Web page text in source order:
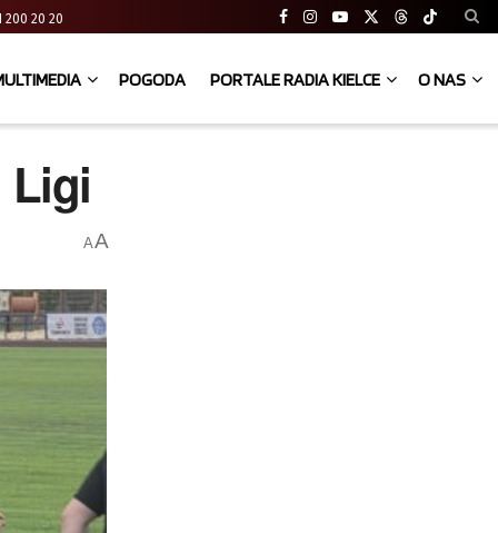
200 20 20
POGODA PORTALE RADIA KIELCE O NAS
Ligi
AA